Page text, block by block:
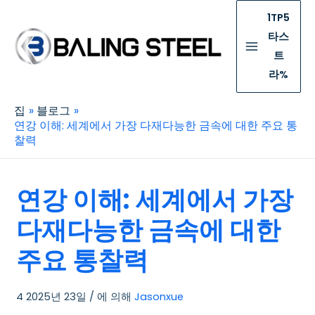
1TP5
타스
트
라%
집
블로그
연강 이해: 세계에서 가장 다재다능한 금속에 대한 주요 통
찰력
연강 이해: 세계에서 가장
다재다능한 금속에 대한
주요 통찰력
4 2025년 23일 / 에 의해 Jasonxue